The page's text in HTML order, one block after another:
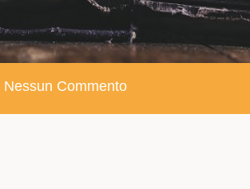
Nessun Commento